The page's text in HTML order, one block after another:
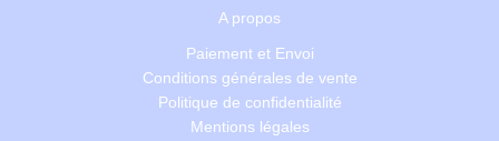
A propos
Paiement et Envoi
Conditions générales de vente
Politique de confidentialité
Mentions légales